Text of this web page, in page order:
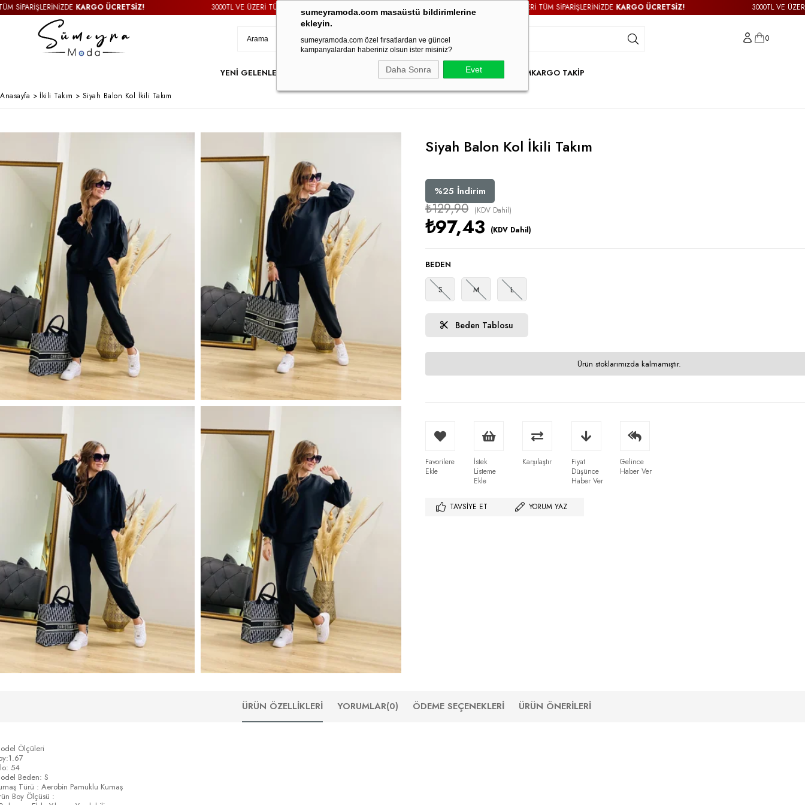
sumeyramoda.com masaüstü bildirimlerine
ekleyin.
sumeyramoda.com özel fırsatlardan ve güncel
kampanyalardan haberiniz olsun ister misiniz?
Daha Sonra Evet
KARGO ÜCRETSİZ! 3000TL VE ÜZERİ TÜM SİPARİŞLERİNİZDE KARGO ÜCRETSİZ! 3000TL VE ÜZERİ TÜM SİPARİŞLERİNİZDEKARGO ÜCRETSİZ! 3000TL VE ÜZERİ TÜM
0
YENİ GELENLER ALT GİYİMDIŞ GİYİMTAKIM PARTY WEAR İNDİRİMKARGO TAKİP
Anasayfa > İkili Takım > Siyah Balon Kol İkili Takım
Siyah Balon Kol İkili Takım
%25 İndirim
₺129,90 (KDV Dahil)
₺97,43 (KDV Dahil)
BEDEN
S M L
Beden Tablosu
Ürün stoklarımızda kalmamıştır.
Favorilere
Ekle
İstek
Listeme
Ekle
Karşılaştır
Fiyat
Düşünce
Haber Ver
Gelince
Haber Ver
TAVSIYE ET YORUM YAZ
ÜRÜN ÖZELLIKLERI YORUMLAR(0) ÖDEME SEÇENEKLERI ÜRÜN ÖNERILERI
Ölçüleri
54
Beden: S
Türü : Aerobin Pamuklu Kumaş
Boy Ölçüsü :